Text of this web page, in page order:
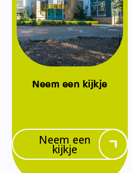
Neem een kijkje
Neem een
kijkje